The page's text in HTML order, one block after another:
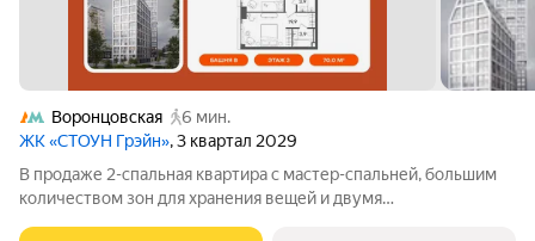
Воронцовская
6 мин.
ЖК «СТОУН Грэйн», 3 квартал 2029
В продаже 2-спальная квартира с мастер-спальней, большим
количеством зон для хранения вещей и двумя